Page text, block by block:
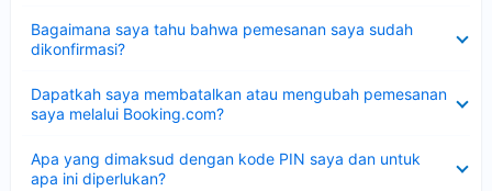
Bagaimana saya tahu bahwa pemesanan saya sudah
dikonfirmasi?
Dapatkah saya membatalkan atau mengubah pemesanan
saya melalui Booking.com?
Apa yang dimaksud dengan kode PIN saya dan untuk
apa ini diperlukan?